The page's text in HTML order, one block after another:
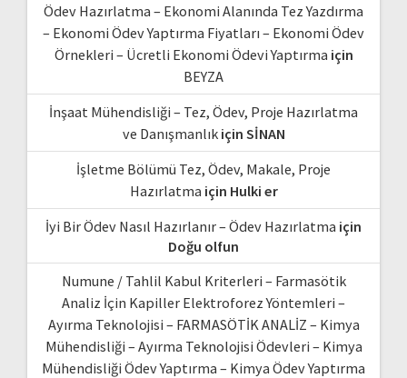
Ödev Hazırlatma – Ekonomi Alanında Tez Yazdırma
– Ekonomi Ödev Yaptırma Fiyatları – Ekonomi Ödev
Örnekleri – Ücretli Ekonomi Ödevi Yaptırma için
BEYZA
İnşaat Mühendisliği – Tez, Ödev, Proje Hazırlatma
ve Danışmanlıkiçin SİNAN
İşletme Bölümü Tez, Ödev, Makale, Proje
Hazırlatma için Hulki er
İyi Bir Ödev Nasıl Hazırlanır – Ödev Hazırlatma için
Doğu olfun
Numune / Tahlil Kabul Kriterleri – Farmasötik
Analiz İçin Kapiller Elektroforez Yöntemleri –
Ayırma Teknolojisi – FARMASÖTİK ANALİZ – Kimya
Mühendisliği – Ayırma Teknolojisi Ödevleri – Kimya
Mühendisliği Ödev Yaptırma – Kimya Ödev Yaptırma